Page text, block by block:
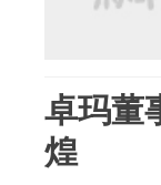
卓玛董
煌